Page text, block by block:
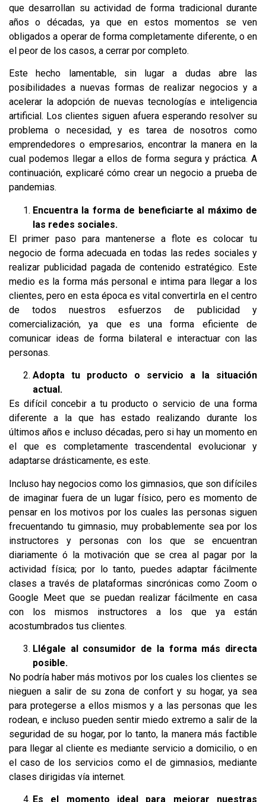
que desarrollan su actividad de forma tradicional durante
años o décadas, ya que en estos momentos se ven
obligados a operar de forma completamente diferente, o en
el peor de los casos, a cerrar por completo.
Este hecho lamentable, sin lugar a dudas abre las
posibilidades a nuevas formas de realizar negocios y a
acelerar la adopción de nuevas tecnologías e inteligencia
artificial. Los clientes siguen afuera esperando resolver su
problema o necesidad, y es tarea de nosotros como
emprendedores o empresarios, encontrar la manera en la
cual podemos llegar a ellos de forma segura y práctica. A
continuación, explicaré cómo crear un negocio a prueba de
pandemias.
Encuentra la forma de beneficiarte al máximo de
las redes sociales.
El primer paso para mantenerse a flote es colocar tu
negocio de forma adecuada en todas las redes sociales y
realizar publicidad pagada de contenido estratégico. Este
medio es la forma más personal e intima para llegar a los
clientes, pero en esta época es vital convertirla en el centro
de todos nuestros esfuerzos de publicidad y
comercialización, ya que es una forma eficiente de
comunicar ideas de forma bilateral e interactuar con las
personas.
Adopta tu producto o servicio a la situación
actual.
Es difícil concebir a tu producto o servicio de una forma
diferente a la que has estado realizando durante los
últimos años e incluso décadas, pero si hay un momento en
el que es completamente trascendental evolucionar y
adaptarse drásticamente, es este.
Incluso hay negocios como los gimnasios, que son difíciles
de imaginar fuera de un lugar físico, pero es momento de
pensar en los motivos por los cuales las personas siguen
frecuentando tu gimnasio, muy probablemente sea por los
instructores y personas con los que se encuentran
diariamente ó la motivación que se crea al pagar por la
actividad física; por lo tanto, puedes adaptar fácilmente
clases a través de plataformas sincrónicas como Zoom o
Google Meet que se puedan realizar fácilmente en casa
con los mismos instructores a los que ya están
acostumbrados tus clientes.
Llégale al consumidor de la forma más directa
posible.
No podría haber más motivos por los cuales los clientes se
nieguen a salir de su zona de confort y su hogar, ya sea
para protegerse a ellos mismos y a las personas que les
rodean, e incluso pueden sentir miedo extremo a salir de la
seguridad de su hogar, por lo tanto, la manera más factible
para llegar al cliente es mediante servicio a domicilio, o en
el caso de los servicios como el de gimnasios, mediante
clases dirigidas vía internet.
Es el momento ideal para mejorar nuestras